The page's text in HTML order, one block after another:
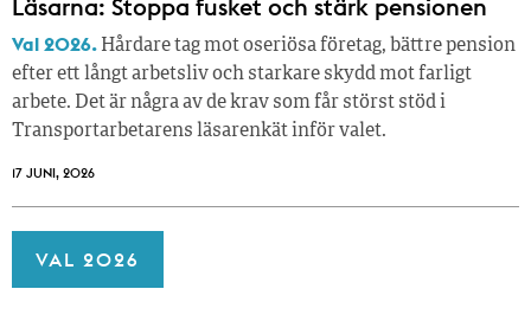
Läsarna: Stoppa fusket och stärk pensionen
Val 2026. Hårdare tag mot oseriösa företag, bättre pension
efter ett långt arbetsliv och starkare skydd mot farligt
arbete. Det är några av de krav som får störst stöd i
Transportarbetarens läsar­enkät inför valet.
17 JUNI, 2026
VAL 2026